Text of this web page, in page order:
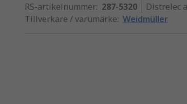
RS-artikelnummer: 287-5320 Distrelec
Tillverkare / varumärke: Weidmüller